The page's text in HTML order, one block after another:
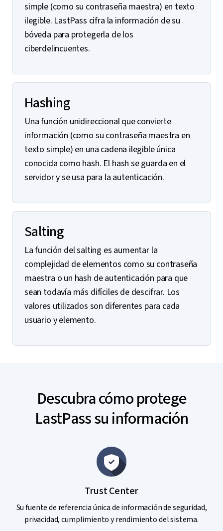
simple (como su contraseña maestra) en texto
ilegible. LastPass cifra la información de su
bóveda para protegerla de los
ciberdelincuentes.
Hashing
Una función unidireccional que convierte
información (como su contraseña maestra en
texto simple) en una cadena ilegible única
conocida como hash. El hash se guarda en el
servidor y se usa para la autenticación.
Salting
La función del salting es aumentar la
complejidad de elementos como su contraseña
maestra o un hash de autenticación para que
sean todavía más difíciles de descifrar. Los
valores utilizados son diferentes para cada
usuario y elemento.
Descubra cómo protege
LastPass su información
Trust Center
Su fuente de referencia única de información de seguridad,
privacidad, cumplimiento y rendimiento del sistema.